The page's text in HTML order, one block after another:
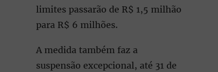
limites passarão de R$ 1,5 milhão
para R$ 6 milhões.
A medida também faz a
suspensão excepcional, até 31 de